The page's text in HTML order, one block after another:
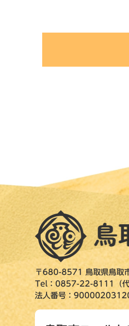
〒680-8571 鳥取県鳥取
Tel：0857-22-8111（代
法人番号：